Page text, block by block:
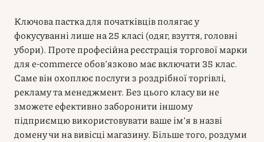
Ключова пастка для початківців полягає у
фокусуванні лише на 25 класі (одяг, взуття, головні
убори). Проте професійна реєстрація торгової марки
для e-commerce обов’язково має включати 35 клас.
Саме він охоплює послуги з роздрібної торгівлі,
рекламу та менеджмент. Без цього класу ви не
зможете ефективно заборонити іншому
підприємцю використовувати ваше ім’я в назві
домену чи на вивісці магазину. Більше того, роздуми